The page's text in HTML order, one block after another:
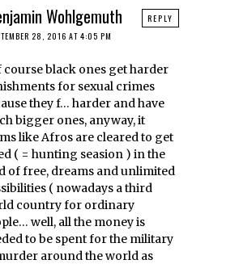
Wohlgemuth
28, 2016 AT 4:05 PM
course black ones get harder
for sexual crimes
they f… harder and have
bigger ones, anyway, it
like Afros are cleared to get
( = hunting seasion ) in the
of free, dreams and unlimited
( nowadays a third
country for ordinary
well, all the money is
to be spent for the military
around the world as
REPLY